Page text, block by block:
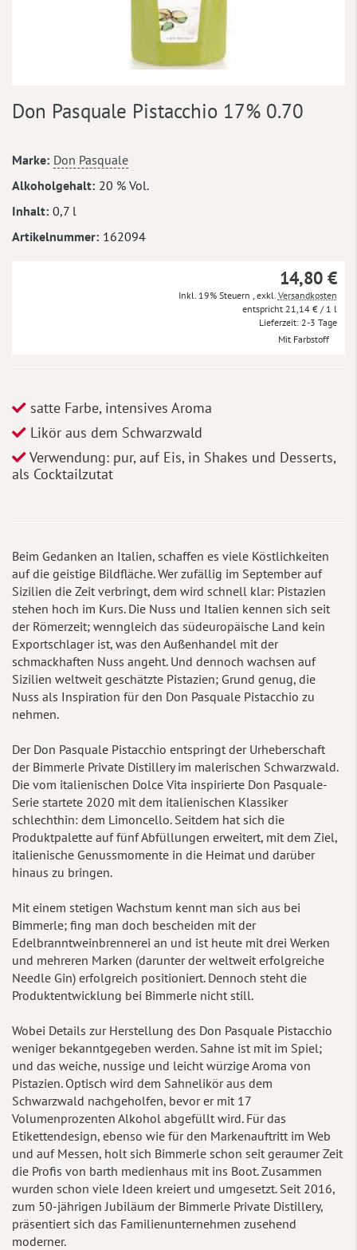
Anfang
springen
Don Pasquale Pistacchio 17% 0.70
Mehr
Informationen
Marke Don Pasquale
Alkoholgehalt 20 % Vol.
Inhalt 0,7 l
Artikelnummer 162094
14,80 €
Inkl. 19% Steuern exkl. Versandkosten
21,14 € / 1 l
Lieferzeit 2-3 Tage
Mit Farbstoff
satte Farbe, intensives Aroma
Likör aus dem Schwarzwald
Verwendung: pur, auf Eis, in Shakes und Desserts,
als Cocktailzutat
Beim Gedanken an Italien, schaffen es viele Köstlichkeiten
auf die geistige Bildfläche. Wer zufällig im September auf
Sizilien die Zeit verbringt, dem wird schnell klar: Pistazien
stehen hoch im Kurs. Die Nuss und Italien kennen sich seit
der Römerzeit; wenngleich das südeuropäische Land kein
Exportschlager ist, was den Außenhandel mit der
schmackhaften Nuss angeht. Und dennoch wachsen auf
Sizilien weltweit geschätzte Pistazien; Grund genug, die
Nuss als Inspiration für den Don Pasquale Pistacchio zu
nehmen.
Der Don Pasquale Pistacchio entspringt der Urheberschaft
der Bimmerle Private Distillery im malerischen Schwarzwald.
Die vom italienischen Dolce Vita inspirierte Don Pasquale-
Serie startete 2020 mit dem italienischen Klassiker
schlechthin: dem Limoncello. Seitdem hat sich die
Produktpalette auf fünf Abfüllungen erweitert, mit dem Ziel,
italienische Genussmomente in die Heimat und darüber
hinaus zu bringen.
Mit einem stetigen Wachstum kennt man sich aus bei
Bimmerle; fing man doch bescheiden mit der
Edelbranntweinbrennerei an und ist heute mit drei Werken
und mehreren Marken (darunter der weltweit erfolgreiche
Needle Gin) erfolgreich positioniert. Dennoch steht die
Produktentwicklung bei Bimmerle nicht still.
Wobei Details zur Herstellung des Don Pasquale Pistacchio
weniger bekanntgegeben werden. Sahne ist mit im Spiel;
und das weiche, nussige und leicht würzige Aroma von
Pistazien. Optisch wird dem Sahnelikör aus dem
Schwarzwald nachgeholfen, bevor er mit 17
Volumenprozenten Alkohol abgefüllt wird. Für das
Etikettendesign, ebenso wie für den Markenauftritt im Web
und auf Messen, holt sich Bimmerle schon seit geraumer Zeit
die Profis von barth medienhaus mit ins Boot. Zusammen
wurden schon viele Ideen kreiert und umgesetzt. Seit 2016,
zum 50-jährigen Jubiläum der Bimmerle Private Distillery,
präsentiert sich das Familienunternehmen zusehend
moderner.